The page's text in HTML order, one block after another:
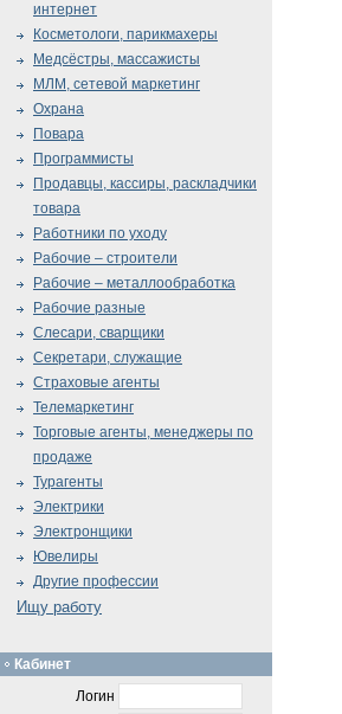
интернет
Косметологи, парикмахеры
Медсёстры, массажисты
МЛМ, сетевой маркетинг
Охрана
Повара
Программисты
Продавцы, кассиры, раскладчики
товара
Работники по уходу
Рабочие – строители
Рабочие – металлообработка
Рабочие разные
Слесари, сварщики
Секретари, служащие
Страховые агенты
Телемаркетинг
Торговые агенты, менеджеры по
продаже
Турагенты
Электрики
Электронщики
Ювелиры
Другие профессии
Ищу работу
Кабинет
Логин